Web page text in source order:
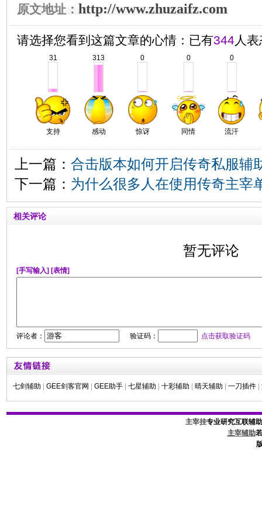
原文地址： http://www.zhuzaifz.com
请选择您看到这篇文章的心情：已有344 人
31
支持
313
感动
0
惊讶
0
同情
0
流汗
上一篇： 合击版本如何开启传奇私服辅
下一篇： 为什么很多人在使用传奇主宰
相关评论
暂无评论
[手写输入] [表情]
评论者： 验证码： 点击获取验证码
七剑辅助 GEE剑客官网 GEE助手 七星辅助 十彩辅助 晴天辅助 一刀插件
主宰挂专业研究互联辅
主宰辅助